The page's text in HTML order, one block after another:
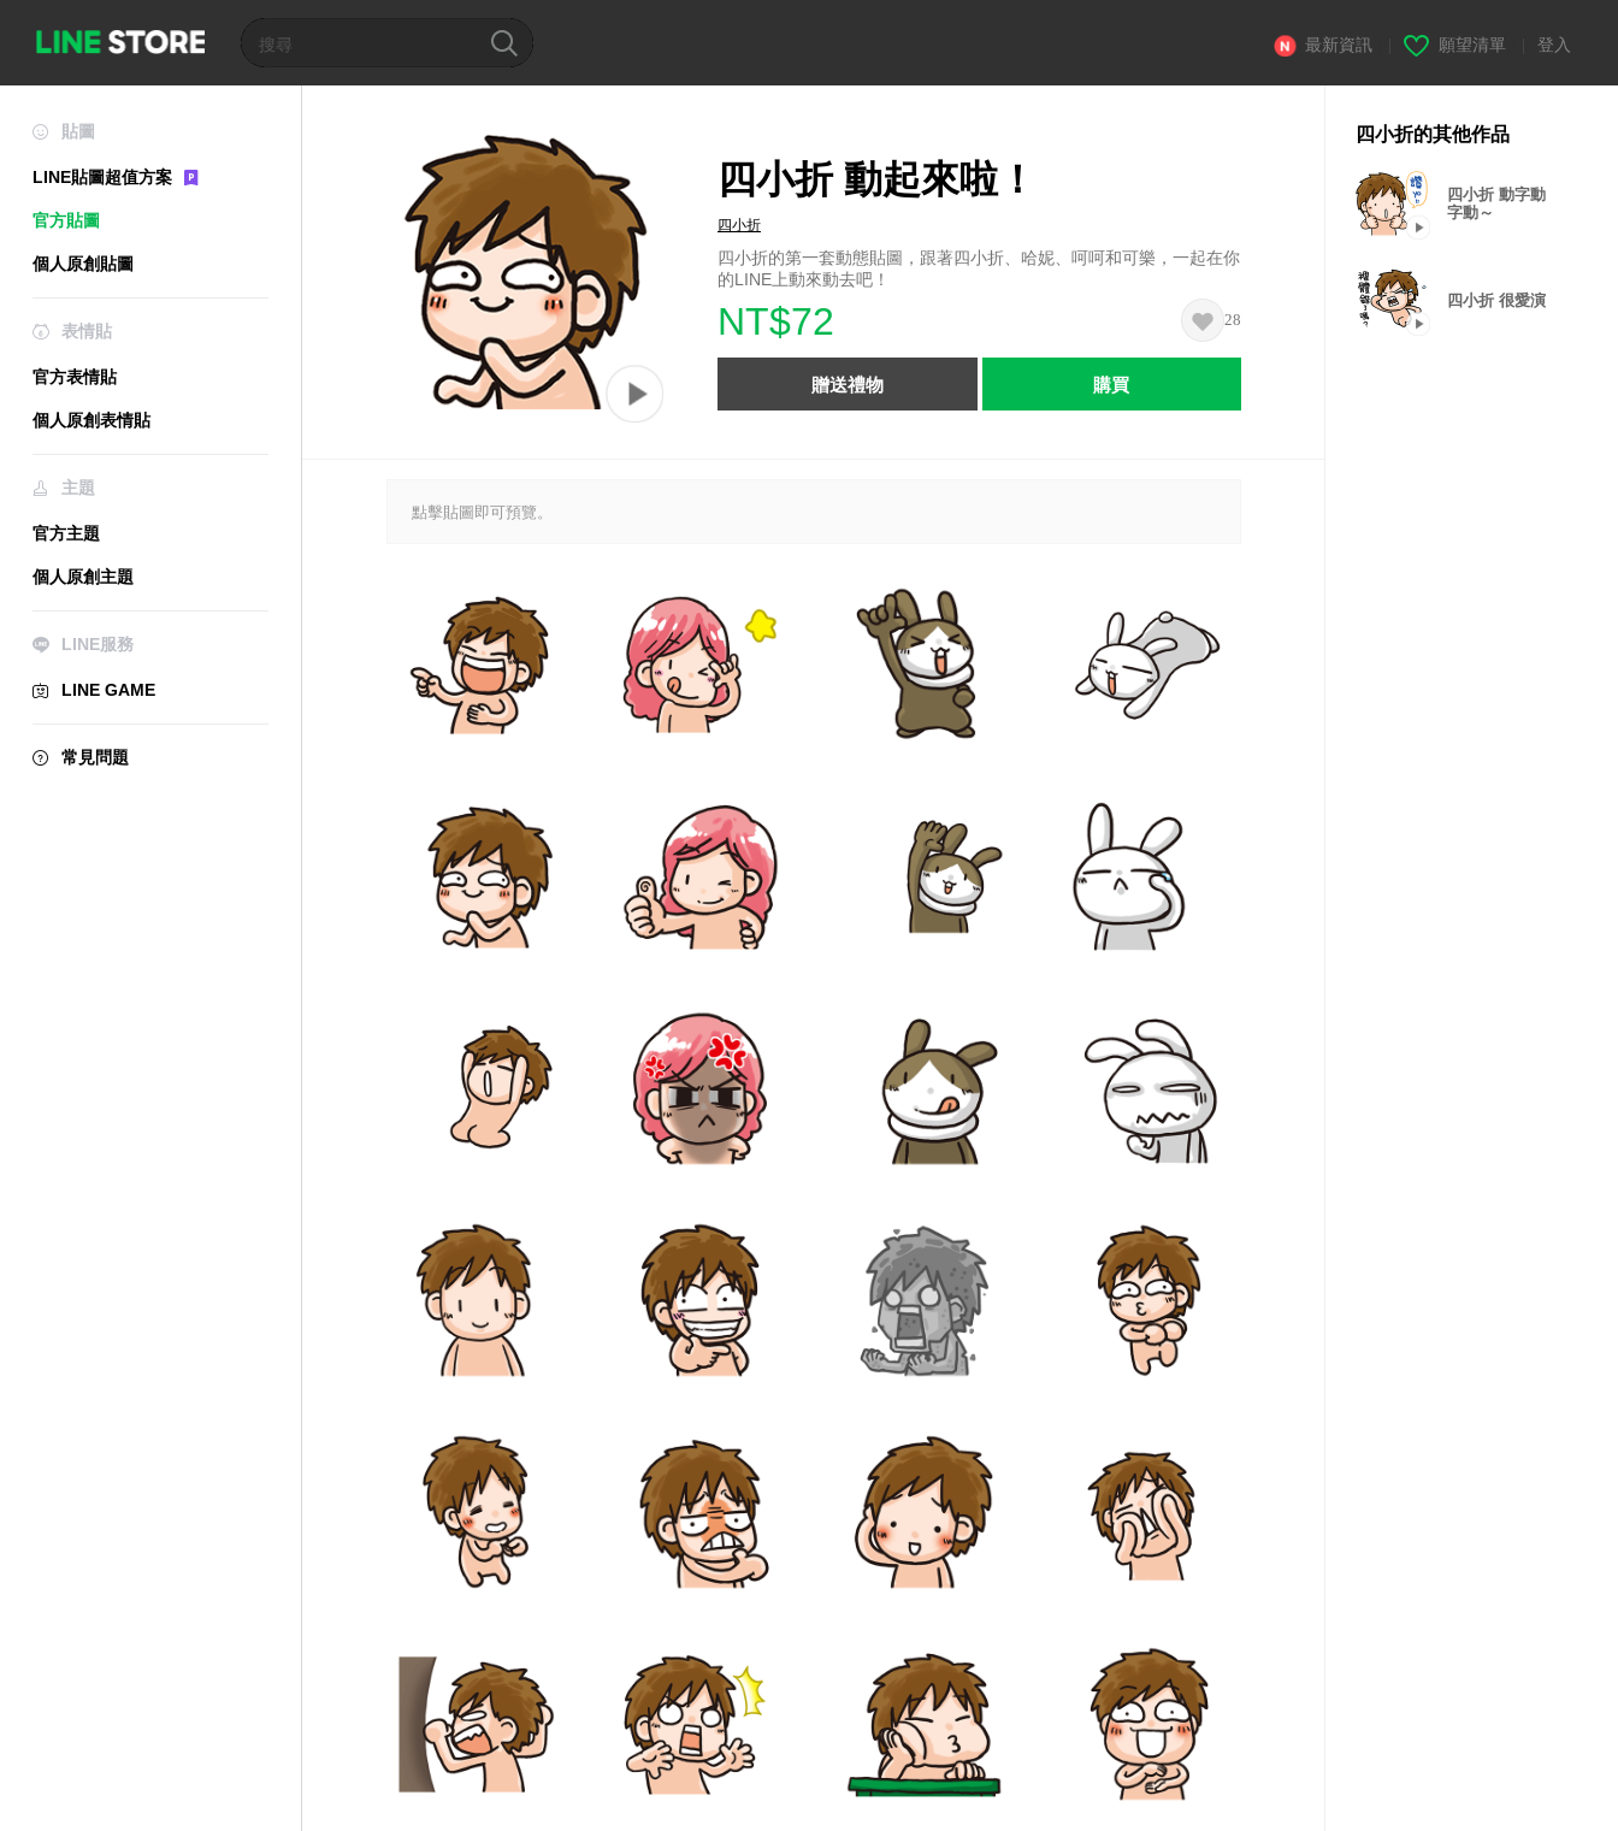
最新資訊 願望清單 登入
貼圖
LINE貼圖超值方案
官方貼圖
個人原創貼圖
表情貼
官方表情貼
個人原創表情貼
主題
官方主題
個人原創主題
LINE服務
LINE GAME
常見問題
四小折 動起來啦！
四小折
四小折的第一套動態貼圖，跟著四小折、哈妮、呵呵和可樂，一起在你
的LINE上動來動去吧！
NT$72 28
贈送禮物 購買
點擊貼圖即可預覽。
四小折的其他作品
四小折 動字動
字動～
四小折 很愛演